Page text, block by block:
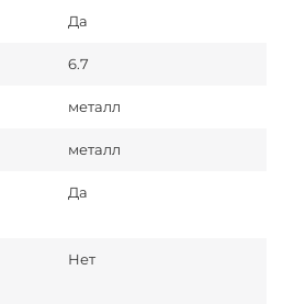
Да
6.7
металл
металл
Да
Нет